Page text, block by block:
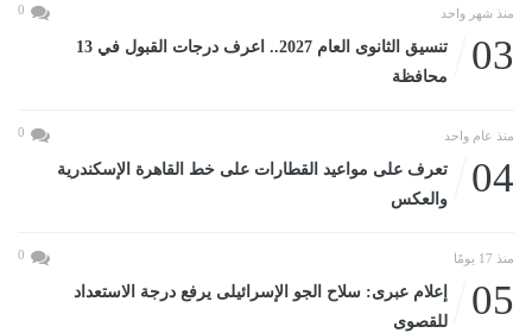
منذ شهر واحد 0
03
تنسيق الثانوى العام 2027.. اعرف درجات القبول في 13
محافظة
منذ عام واحد 0
04
تعرف على مواعيد القطارات على خط القاهرة الإسكندرية
والعكس
منذ 17 يومًا 0
05
إعلام عبرى: سلاح الجو الإسرائيلى يرفع درجة الاستعداد
للقصوى